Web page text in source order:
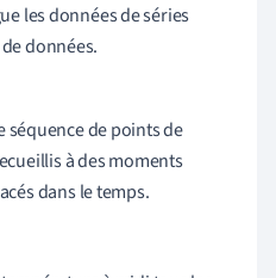
les données de séries
données.
séquence de points de
à des moments
dans le temps.